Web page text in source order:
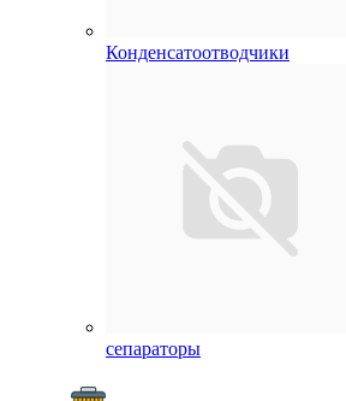
Конденсатоотводчики
сепараторы